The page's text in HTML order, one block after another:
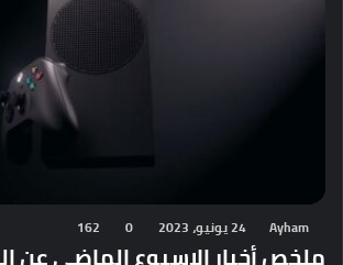
Ayham 24 يونيو، 2023 0
162